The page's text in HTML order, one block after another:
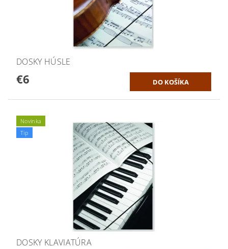
DOSKY HÚSLE
€6
Novinka
Tip
DOSKY KLAVIATÚRA